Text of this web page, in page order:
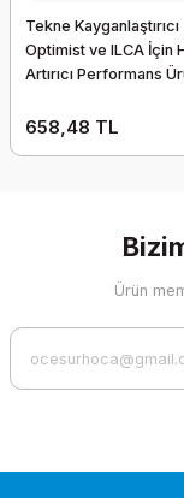
Tekne Kayganlaştırıcı
Optimist ve ILCA İçin
Artırıcı Performans
658,48 TL
Ürün